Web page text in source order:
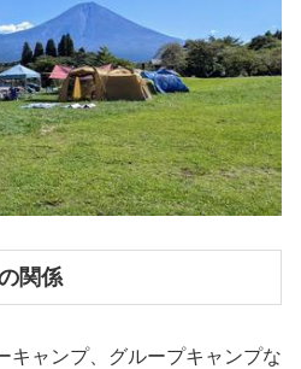
関係
キャンプ、グループキャンプな